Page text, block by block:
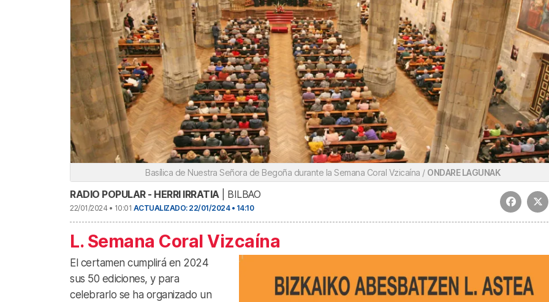
Basílica de Nuestra Señora de Begoña durante la Semana Coral Vzicaína / ONDARE LAGUNAK
RADIO POPULAR - HERRI IRRATIA| BILBAO
22/01/2024 • 10:01 ACTUALIZADO: 22/01/2024 • 14:10
L. Semana Coral Vizcaína
El certamen cumplirá en 2024
sus 50 ediciones, y para
celebrarlo se ha organizado un